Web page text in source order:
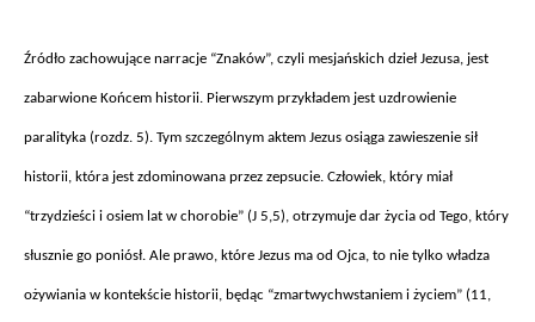
Źródło zachowujące narracje “Znaków”, czyli mesjańskich dzieł Jezusa, jest
zabarwione Końcem historii. Pierwszym przykładem jest uzdrowienie
paralityka (rozdz. 5). Tym szczególnym aktem Jezus osiąga zawieszenie sił
historii, która jest zdominowana przez zepsucie. Człowiek, który miał
“trzydzieści i osiem lat w chorobie” (J 5,5), otrzymuje dar życia od Tego, który
słusznie go poniósł. Ale prawo, które Jezus ma od Ojca, to nie tylko władza
ożywiania w kontekście historii, będąc “zmartwychwstaniem i życiem” (11,